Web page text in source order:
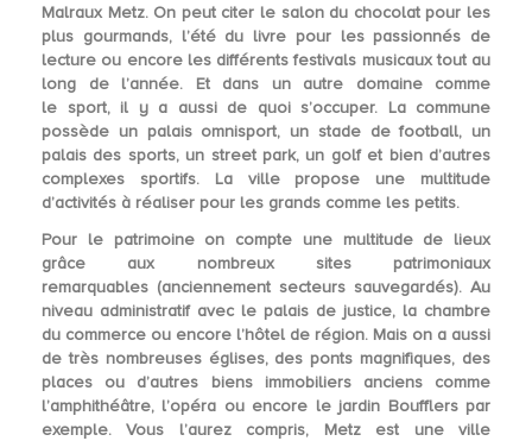
Malraux Metz. On peut citer le salon du chocolat pour les
plus gourmands, l’été du livre pour les passionnés de
lecture ou encore les différents festivals musicaux tout au
long de l’année. Et dans un autre domaine comme
le sport, il y a aussi de quoi s’occuper. La commune
possède un palais omnisport, un stade de football, un
palais des sports, un street park, un golf et bien d’autres
complexes sportifs. La ville propose une multitude
d’activités à réaliser pour les grands comme les petits.
Pour le patrimoine on compte une multitude de lieux
grâce aux nombreuxsites patrimoniaux
remarquables (anciennement secteurs sauvegardés). Au
niveau administratif avec le palais de justice, la chambre
du commerce ou encore l’hôtel de région. Mais on a aussi
de très nombreuses églises, des ponts magnifiques, des
places ou d’autres biens immobiliers anciens comme
l’amphithéâtre, l’opéra ou encore le jardin Boufflers par
exemple. Vous l’aurez compris, Metz est une ville